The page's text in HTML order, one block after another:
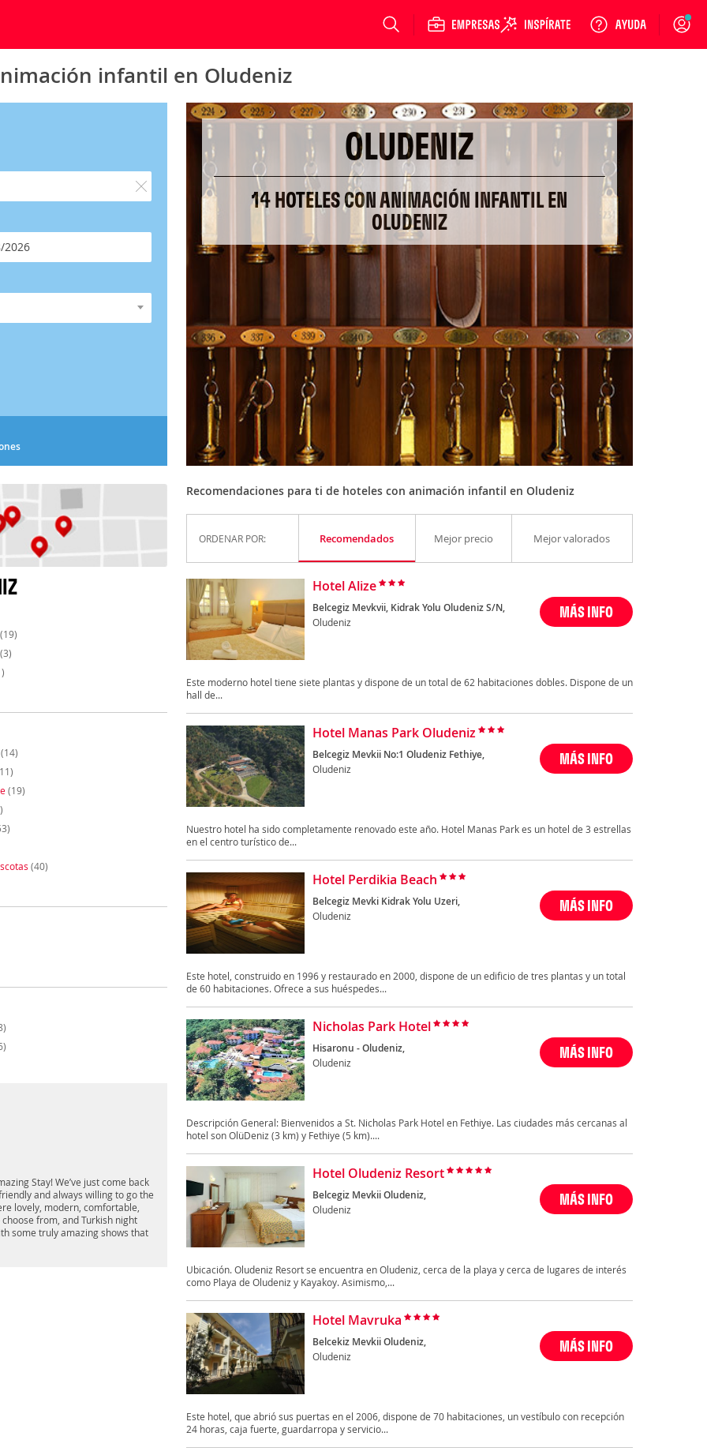
Login
infantil en Oludeniz
(19)
(3)
(19)
(40)
Stay! We’ve just come back
and always willing to go the
lovely, modern, comfortable,
from, and Turkish night
some truly amazing shows that
OLUDENIZ
14 HOTELES CON ANIMACIÓN INFANTIL EN
OLUDENIZ
Recomendaciones para ti de hoteles con animación infantil en Oludeniz
ORDENAR POR: Recomendados Mejor precio Mejor valorados
Hotel Alize
Belcegiz Mevkvii, Kidrak Yolu Oludeniz S/N,
Oludeniz
MÁS INFO
Este moderno hotel tiene siete plantas y dispone de un total de 62 habitaciones dobles. Dispone de un
hall de...
Hotel Manas Park Oludeniz
Belcegiz Mevkii No:1 Oludeniz Fethiye,
Oludeniz
MÁS INFO
Nuestro hotel ha sido completamente renovado este año. Hotel Manas Park es un hotel de 3 estrellas
en el centro turístico de...
Hotel Perdikia Beach
Belcegiz Mevki Kidrak Yolu Uzeri,
Oludeniz
MÁS INFO
Este hotel, construido en 1996 y restaurado en 2000, dispone de un edificio de tres plantas y un total
de 60 habitaciones. Ofrece a sus huéspedes...
Nicholas Park Hotel
Hisaronu - Oludeniz,
Oludeniz
MÁS INFO
Descripción General: Bienvenidos a St. Nicholas Park Hotel en Fethiye. Las ciudades más cercanas al
hotel son OlüDeniz (3 km) y Fethiye (5 km)....
Hotel Oludeniz Resort
Belcegiz Mevkii Oludeniz,
Oludeniz
MÁS INFO
Ubicación. Oludeniz Resort se encuentra en Oludeniz, cerca de la playa y cerca de lugares de interés
como Playa de Oludeniz y Kayakoy. Asimismo,...
Hotel Mavruka
Belcekiz Mevkii Oludeniz,
Oludeniz
MÁS INFO
Este hotel, que abrió sus puertas en el 2006, dispone de 70 habitaciones, un vestíbulo con recepción
24 horas, caja fuerte, guardarropa y servicio...